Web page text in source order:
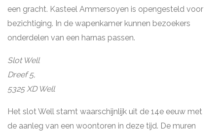
een gracht. Kasteel Ammersoyen is opengesteld voor
bezichtiging. In de wapenkamer kunnen bezoekers
onderdelen van een harnas passen.
Slot Well
Dreef 5,
5325 XD Well
Het slot Well stamt waarschijnlijk uit de 14e eeuw met
de aanleg van een woontoren in deze tijd. De muren